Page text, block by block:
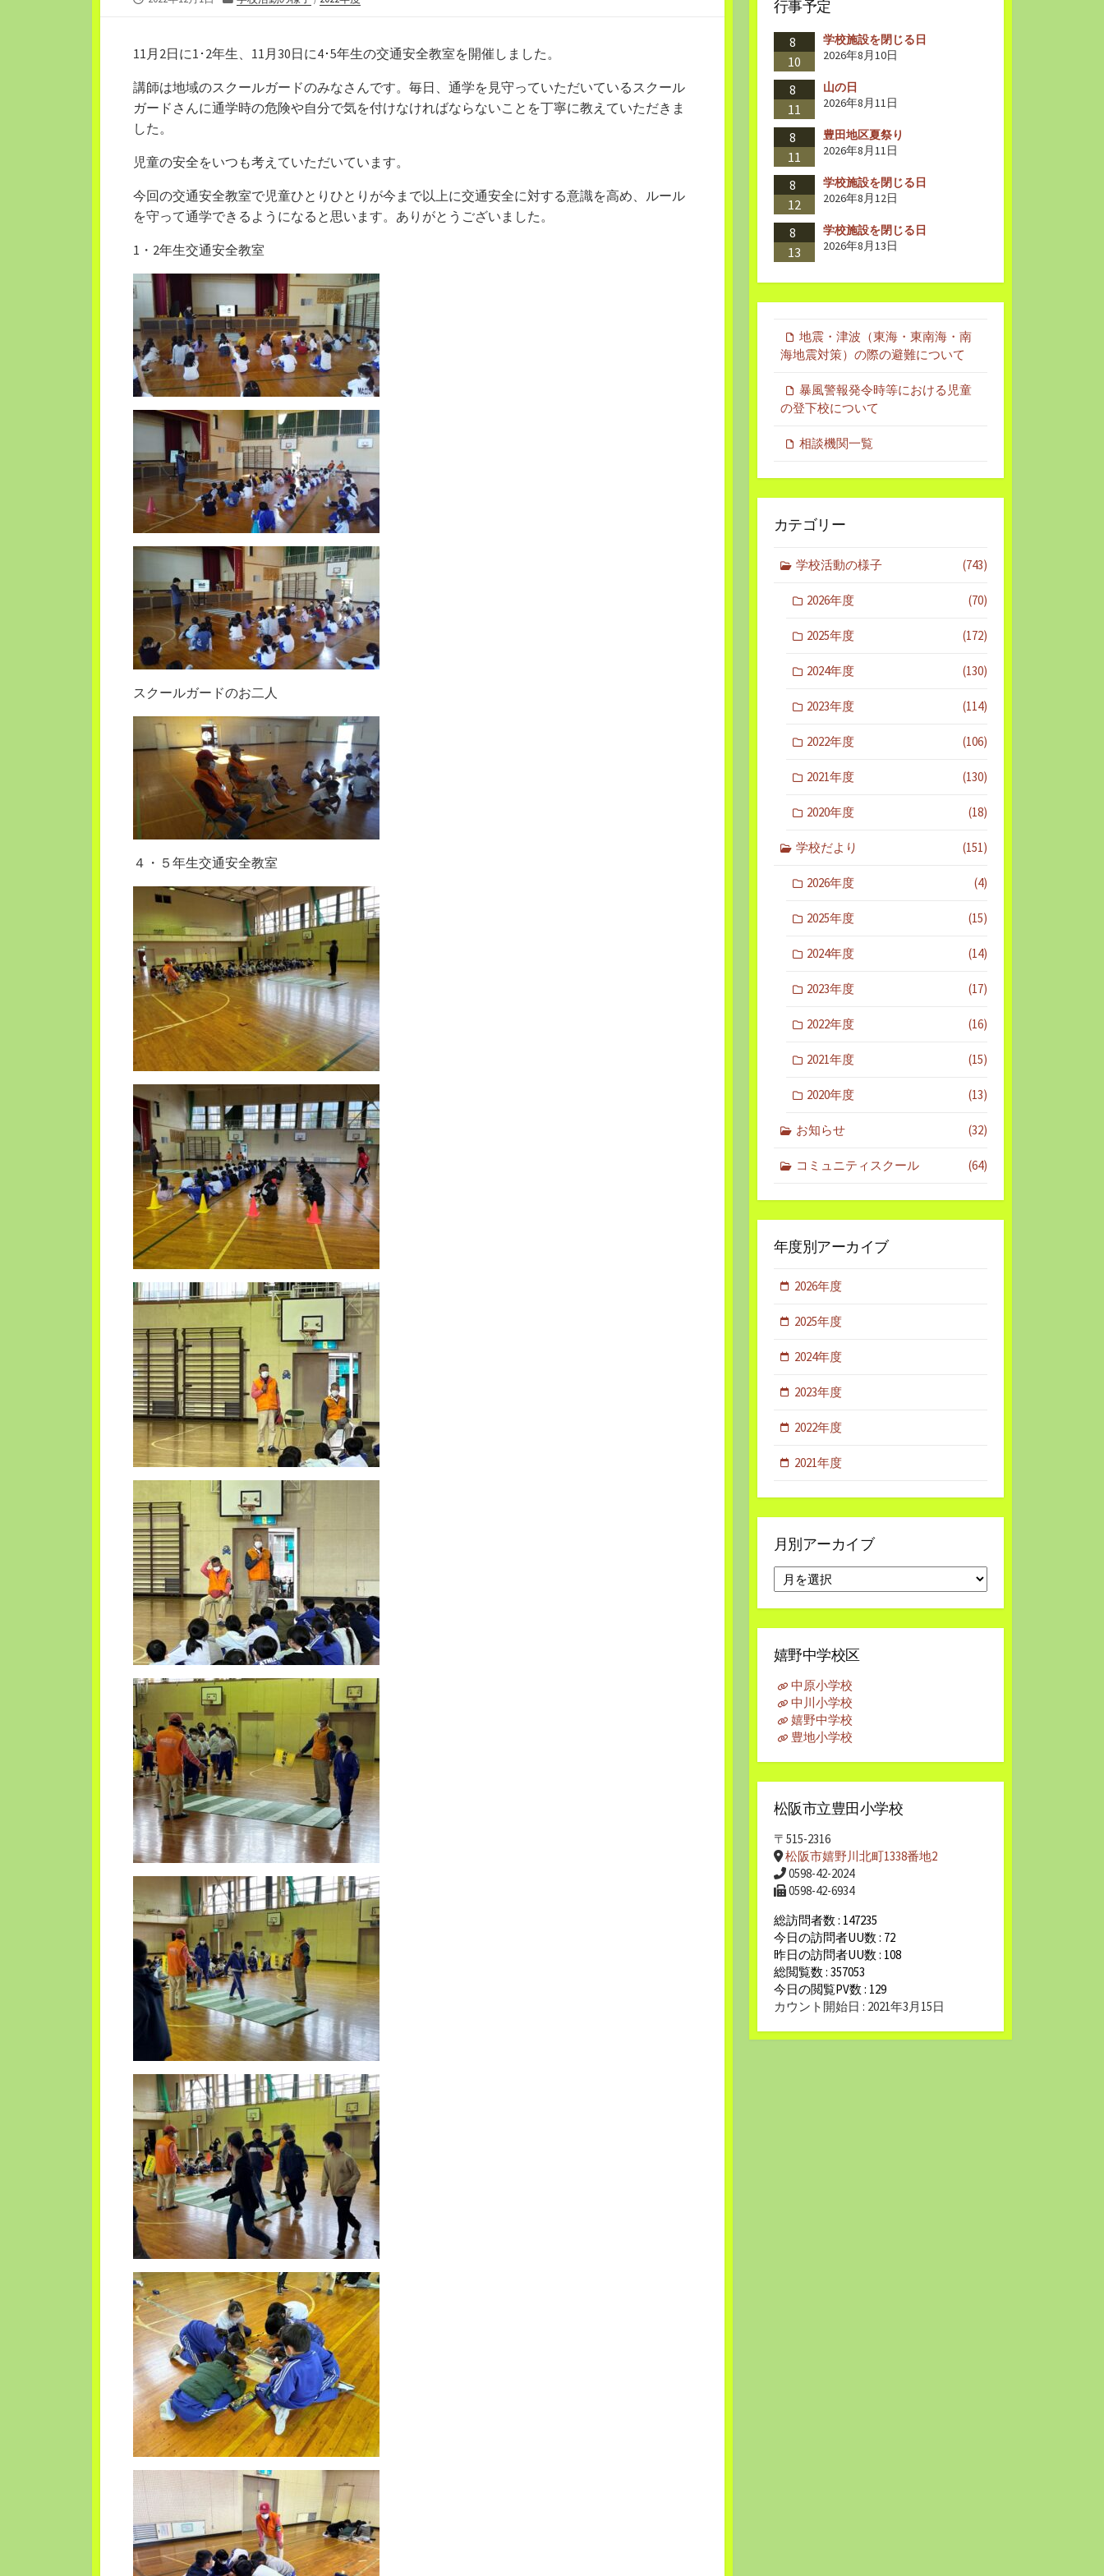
ー
11月2日に1･2年生、11月30日に4･5年生の交通安全教室を開催しました。
講師は地域のスクールガードのみなさんです。毎日、通学を見守っていただいているスクール
ガードさんに通学時の危険や自分で気を付けなければならないことを丁寧に教えていただきま
した。
児童の安全をいつも考えていただいています。
今回の交通安全教室で児童ひとりひとりが今まで以上に交通安全に対する意識を高め、ルール
を守って通学できるようになると思います。ありがとうございました。
1・2年生交通安全教室
スクールガードのお二人
４・５年生交通安全教室
行事予定
8
10
学校施設を閉じる日
2026年8月10日
8
11
山の日
2026年8月11日
8
11
豊田地区夏祭り
2026年8月11日
8
12
学校施設を閉じる日
2026年8月12日
8
13
学校施設を閉じる日
2026年8月13日
地震・津波（東海・東南海・南
海地震対策）の際の避難について
暴風警報発令時等における児童
の登下校について
相談機関一覧
カテゴリー
学校活動の様子 (743)
2026年度 (70)
2025年度 (172)
2024年度 (130)
2023年度 (114)
2022年度 (106)
2021年度 (130)
2020年度 (18)
学校だより (151)
2026年度 (4)
2025年度 (15)
2024年度 (14)
2023年度 (17)
2022年度 (16)
2021年度 (15)
2020年度 (13)
お知らせ (32)
コミュニティスクール (64)
年度別アーカイブ
2026年度
2025年度
2024年度
2023年度
2022年度
2021年度
月別アーカイブ
別
ア
ー
イ
嬉野中学校区
中原小学校
中川小学校
嬉野中学校
豊地小学校
松阪市立豊田小学校
〒515-2316
松阪市嬉野川北町1338番地2
0598-42-2024
0598-42-6934
総訪問者数 : 147235
今日の訪問者UU数 : 72
昨日の訪問者UU数 : 108
総閲覧数 : 357053
今日の閲覧PV数 : 129
カウント開始日 : 2021年3月15日